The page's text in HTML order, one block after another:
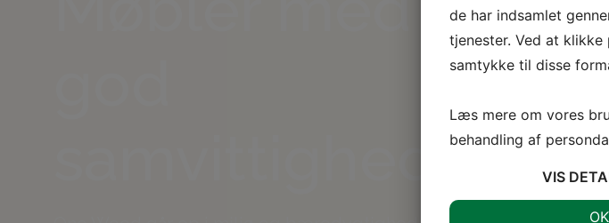
de har indsamlet
tjenester. Ved at klikke
samtykke til disse
Læs mere om vores
behandling af
VIS
OK